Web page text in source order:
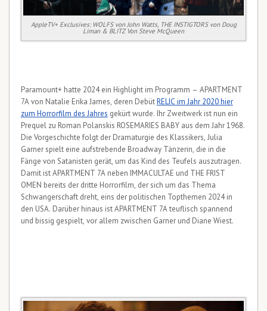
AppleTV+ Exclusives: WOLFS von John Watts, THE INSTIGTORS von Doug
Liman & BLITZ Von Steve McQueen
Paramount+ hatte 2024 ein Highlight im Programm – APARTMENT
7A von Natalie Erika James, deren DebütRELIC im Jahr 2020 hier
zum Horrorfilm des Jahres gekürt wurde. Ihr Zweitwerk ist nun ein
Prequel zu Roman Polanskis ROSEMARIES BABY aus dem Jahr 1968.
Die Vorgeschichte folgt der Dramaturgie des Klassikers, Julia
Garner spielt eine aufstrebende Broadway Tänzerin, die in die
Fänge von Satanisten gerät, um das Kind des Teufels auszutragen.
Damit ist APARTMENT 7A neben IMMACULTAE und THE FRIST
OMEN bereits der dritte Horrorfilm, der sich um das Thema
Schwangerschaft dreht, eins der politischen Topthemen 2024 in
den USA. Darüber hinaus ist APARTMENT 7A teuflisch spannend
und bissig gespielt, vor allem zwischen Garner und Diane Wiest.